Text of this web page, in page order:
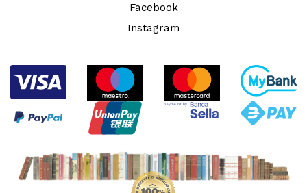
Facebook
Instagram